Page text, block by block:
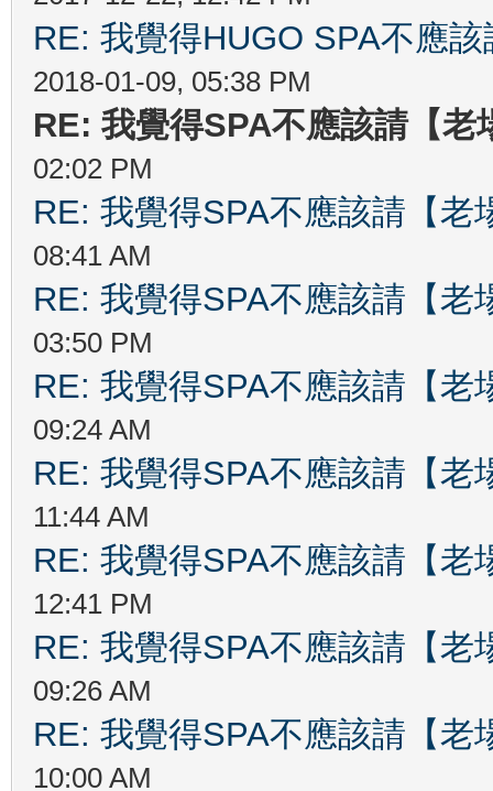
RE: 我覺得HUGO SPA不應
2018-01-09, 05:38 PM
RE: 我覺得SPA不應該請【老
02:02 PM
RE: 我覺得SPA不應該請【老
08:41 AM
RE: 我覺得SPA不應該請【老
03:50 PM
RE: 我覺得SPA不應該請【老
09:24 AM
RE: 我覺得SPA不應該請【老
11:44 AM
RE: 我覺得SPA不應該請【老
12:41 PM
RE: 我覺得SPA不應該請【老
09:26 AM
RE: 我覺得SPA不應該請【老
10:00 AM